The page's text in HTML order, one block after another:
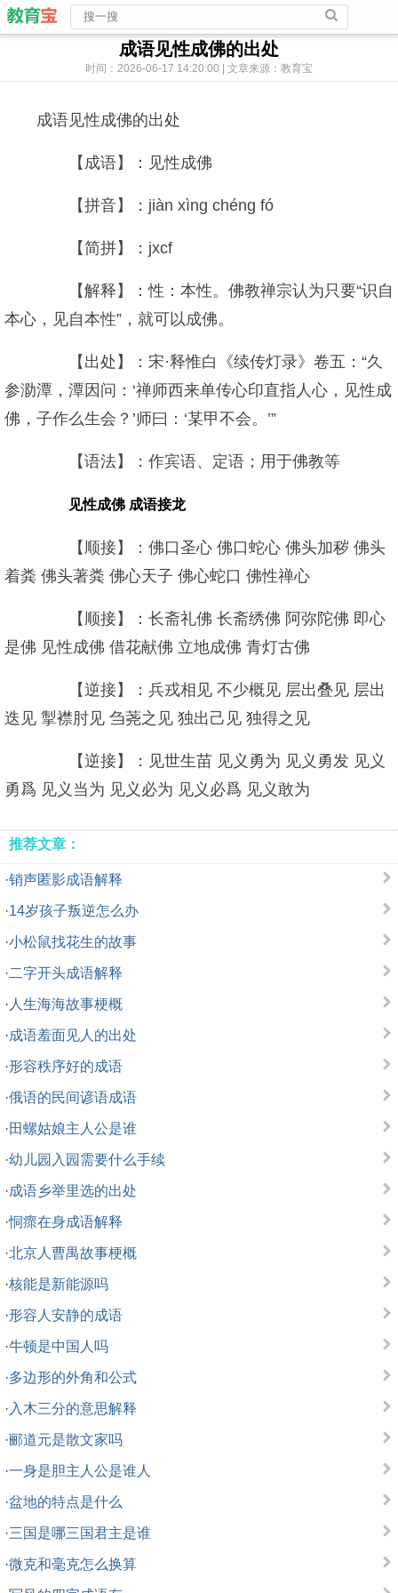
成语见性成佛的出处
时间：2026-06-17 14:20:00 | 文章来源：教育宝
成语见性成佛的出处
【成语】：见性成佛
【拼音】：jiàn xìng chéng fó
【简拼】：jxcf
【解释】：性：本性。佛教禅宗认为只要“识自
本心，见自本性”，就可以成佛。
【出处】：宋·释惟白《续传灯录》卷五：“久
参泐潭，潭因问：‘禅师西来单传心印直指人心，见性成
佛，子作么生会？’师曰：‘某甲不会。’”
【语法】：作宾语、定语；用于佛教等
见性成佛 成语接龙
【顺接】：佛口圣心 佛口蛇心 佛头加秽 佛头
着粪 佛头著粪 佛心天子 佛心蛇口 佛性禅心
【顺接】：长斋礼佛 长斋绣佛 阿弥陀佛 即心
是佛 见性成佛 借花献佛 立地成佛 青灯古佛
【逆接】：兵戎相见 不少概见 层出叠见 层出
迭见 掣襟肘见 刍荛之见 独出己见 独得之见
【逆接】：见世生苗 见义勇为 见义勇发 见义
勇爲 见义当为 见义必为 见义必爲 见义敢为
推荐文章：
·销声匿影成语解释
·14岁孩子叛逆怎么办
·小松鼠找花生的故事
·二字开头成语解释
· 人生海海故事梗概
·成语羞面见人的出处
·形容秩序好的成语
·俄语的民间谚语成语
·田螺姑娘主人公是谁
·幼儿园入园需要什么手续
·成语乡举里选的出处
·恫瘝在身成语解释
·北京人曹禺故事梗概
·核能是新能源吗
·形容人安静的成语
·牛顿是中国人吗
·多边形的外角和公式
· 入木三分的意思解释
·郦道元是散文家吗
·一身是胆主人公是谁人
·盆地的特点是什么
·三国是哪三国君主是谁
·微克和毫克怎么换算